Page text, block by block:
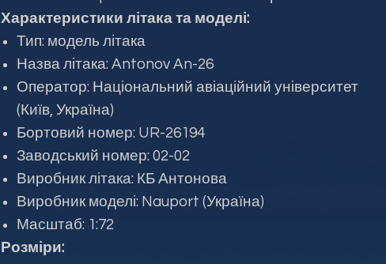
Характеристики літака та моделі:
Тип: модель літака
Назва літака: Antonov An-26
Оператор: Національний авіаційний університет
(Київ, Україна)
Бортовий номер: UR-26194
Заводський номер: 02-02
Виробник літака: КБ Антонова
Виробник моделі: Nauport (Україна)
Масштаб: 1:72
Розміри: